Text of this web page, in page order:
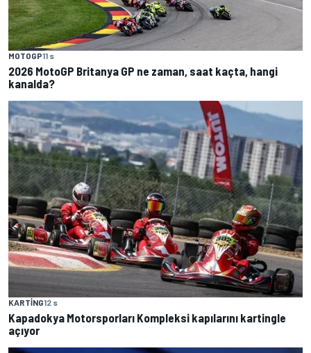
MOTOGP11 s
2026 MotoGP Britanya GP ne zaman, saat kaçta, hangi
kanalda?
KARTING12 s
Kapadokya Motorsporları Kompleksi kapılarını kartingle
açıyor